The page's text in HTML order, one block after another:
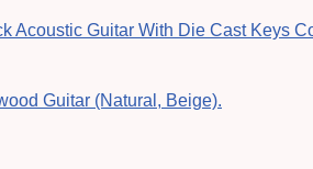
Acoustic Guitar With Die Cast Keys
Guitar (Natural, Beige).